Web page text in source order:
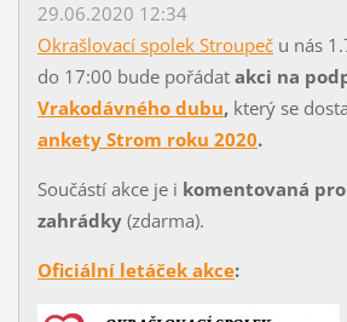
29.06.2020 12:34
Okrašlovací spolek Stroupeču nás
do 17:00 bude pořádat akci na
Vrakodávného dubu, který se
ankety Strom roku 2020.
Součástí akce je i komentovaná
zahrádky(zdarma).
Oficiální letáček akce: